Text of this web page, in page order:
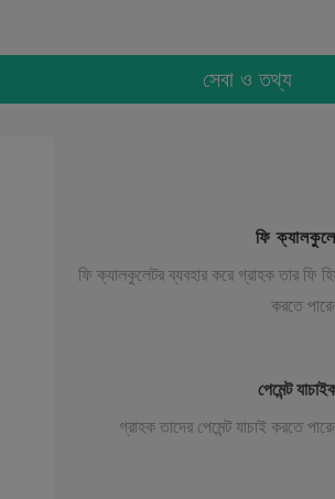
সেবা ও তথ্য
ফি
ফি ক্যালকুলেটর ব্যবহার করে গ্রাহক তার ফি
করতে
পেমেন্ট
গ্রাহক তাদের পেমেন্ট যাচাই করতে